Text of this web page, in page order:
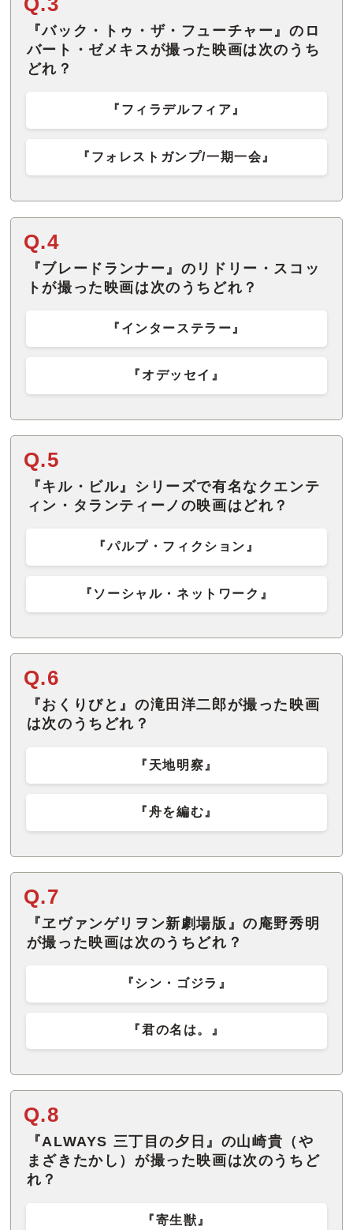
『バック・トゥ・ザ・フューチャー』のロ
バート・ゼメキスが撮った映画は次のうち
どれ？
『フィラデルフィア』
『フォレストガンプ/一期一会』
Q.4
『ブレードランナー』のリドリー・スコッ
トが撮った映画は次のうちどれ？
『インターステラー』
『オデッセイ』
Q.5
『キル・ビル』シリーズで有名なクエンテ
ィン・タランティーノの映画はどれ？
『パルプ・フィクション』
『ソーシャル・ネットワーク』
Q.6
『おくりびと』の滝田洋二郎が撮った映画
は次のうちどれ？
『天地明察』
『舟を編む』
Q.7
『ヱヴァンゲリヲン新劇場版』の庵野秀明
が撮った映画は次のうちどれ？
『シン・ゴジラ』
『君の名は。』
Q.8
『ALWAYS 三丁目の夕日』の山崎貴（や
まざきたかし）が撮った映画は次のうちど
れ？
『寄生獣』